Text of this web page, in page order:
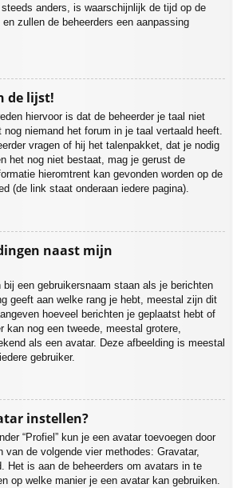
anders, is waarschijnlijk de tijd op de
zullen de beheerders een aanpassing
de lijst!
hiervoor is dat de beheerder je taal niet
niemand het forum in je taal vertaald heeft.
vragen of hij het talenpakket, dat je nodig
het nog niet bestaat, mag je gerust de
hieromtrent kan gevonden worden op de
(de link staat onderaan iedere pagina).
naast mijn
bij een gebruikersnaam staan als je berichten
geeft aan welke rang je hebt, meestal zijn dit
hoeveel berichten je geplaatst hebt of
kan nog een tweede, meestal grotere,
als een avatar. Deze afbeelding is meestal
gebruiker.
instellen?
“Profiel” kun je een avatar toevoegen door
van de volgende vier methodes: Gravatar,
Het is aan de beheerders om avatars in te
op welke manier je een avatar kan gebruiken.